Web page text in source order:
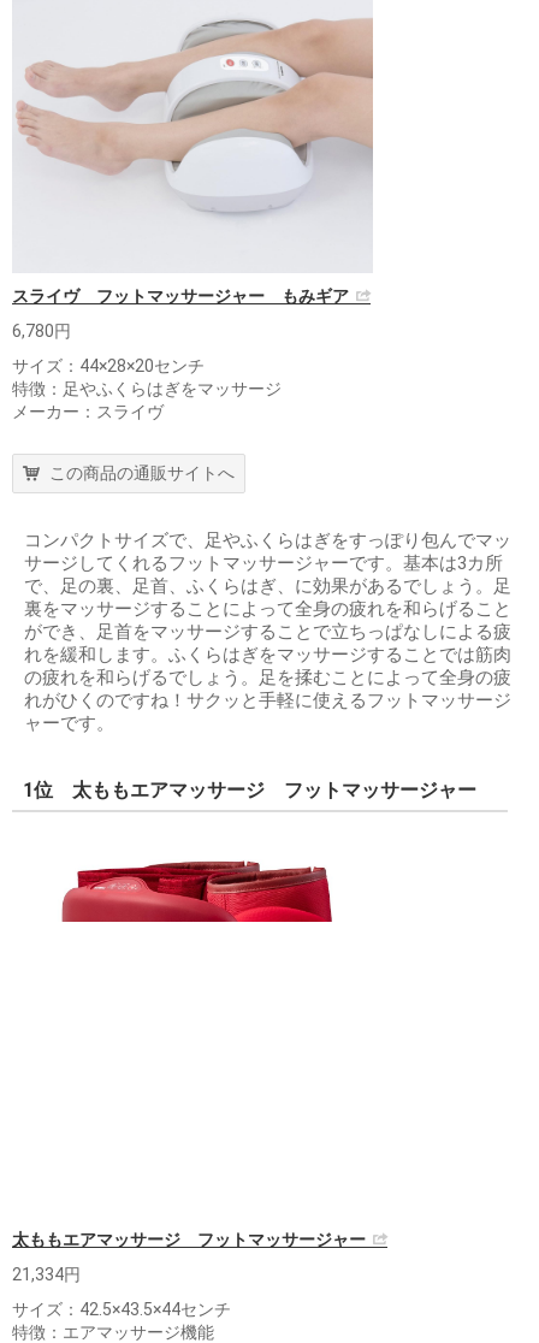
スライヴ フットマッサージャー もみギア
6,780円
サイズ：44×28×20センチ
特徴：足やふくらはぎをマッサージ
メーカー：スライヴ
この商品の通販サイトへ
コンパクトサイズで、足やふくらはぎをすっぽり包んでマッ
サージしてくれるフットマッサージャーです。基本は3カ所
で、足の裏、足首、ふくらはぎ、に効果があるでしょう。足
裏をマッサージすることによって全身の疲れを和らげること
ができ、足首をマッサージすることで立ちっぱなしによる疲
れを緩和します。ふくらはぎをマッサージすることでは筋肉
の疲れを和らげるでしょう。足を揉むことによって全身の疲
れがひくのですね！サクッと手軽に使えるフットマッサージ
ャーです。
1位 太ももエアマッサージ フットマッサージャー
太ももエアマッサージ フットマッサージャー
21,334円
サイズ：42.5×43.5×44センチ
特徴：エアマッサージ機能